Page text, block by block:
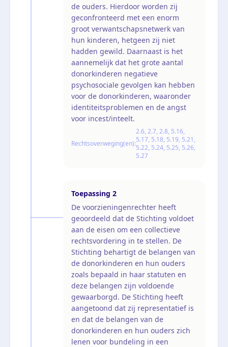
de ouders. Hierdoor worden zij
geconfronteerd met een enorm
groot verwantschapsnetwerk van
hun kinderen, hetgeen zij niet
hadden gewild. Daarnaast is het
aannemelijk dat het grote aantal
donorkinderen negatieve
psychosociale gevolgen kan hebben
voor de donorkinderen, waaronder
identiteitsproblemen en de angst
voor incest/inteelt.
Rechtsoverweging(en):
2.6, 2.7, 2.8, 5.16,
5.17, 5.18, 5.19, 5.21,
5.22, 5.24, 5.25, 5.26,
5.27
Toepassing 2
De voorzieningenrechter heeft
geoordeeld dat de Stichting voldoet
aan de eisen om een collectieve
rechtsvordering in te stellen. De
Stichting behartigt de belangen van
de donorkinderen en hun ouders
zoals bepaald in haar statuten en
deze belangen zijn voldoende
gewaarborgd. De Stichting heeft
aangetoond dat zij representatief is
en dat de belangen van de
donorkinderen en hun ouders zich
lenen voor bundeling in een